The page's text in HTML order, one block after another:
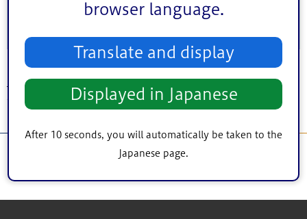
browser language.
Translate and display
Displayed in Japanese
After 10 seconds, you will automatically be taken to the
Japanese page.
トップページ > 停電復旧のお知らせ（12月26日
午後3時17分）